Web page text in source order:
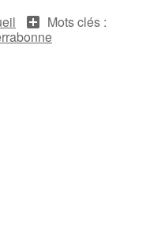
Mots clés :